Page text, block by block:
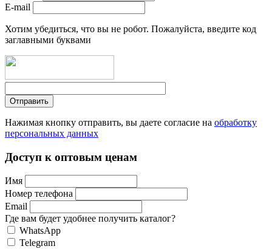
E-mail
Хотим убедиться, что вы не робот. Пожалуйста, введите код
заглавными буквами
Нажимая кнопку отправить, вы даете согласие на обработку
персональных данных
Доступ к оптовым ценам
Имя
Номер телефона
Email
Где вам будет удобнее получить каталог?
WhatsApp
Telegram